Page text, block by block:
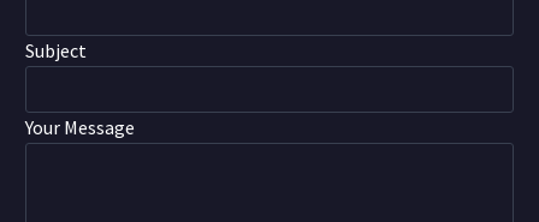
Subject
Your Message